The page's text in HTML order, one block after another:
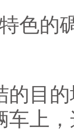
色的
的目
车上